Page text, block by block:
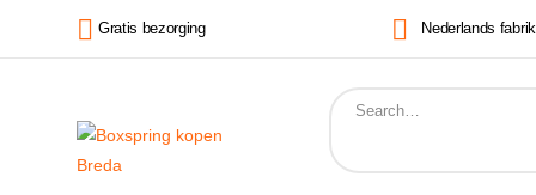
Gratis bezorging Nederlands